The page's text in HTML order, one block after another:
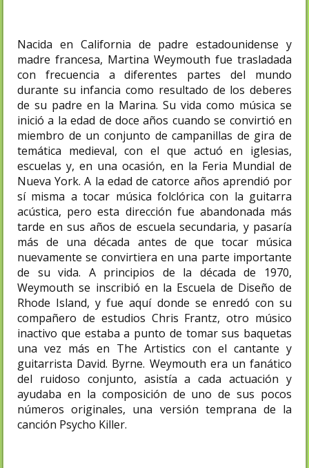
Nacida en California de padre estadounidense y
madre francesa, Martina Weymouth fue trasladada
con frecuencia a diferentes partes del mundo
durante su infancia como resultado de los deberes
de su padre en la Marina. Su vida como música se
inició a la edad de doce años cuando se convirtió en
miembro de un conjunto de campanillas de gira de
temática medieval, con el que actuó en iglesias,
escuelas y, en una ocasión, en la Feria Mundial de
Nueva York. A la edad de catorce años aprendió por
sí misma a tocar música folclórica con la guitarra
acústica, pero esta dirección fue abandonada más
tarde en sus años de escuela secundaria, y pasaría
más de una década antes de que tocar música
nuevamente se convirtiera en una parte importante
de su vida. A principios de la década de 1970,
Weymouth se inscribió en la Escuela de Diseño de
Rhode Island, y fue aquí donde se enredó con su
compañero de estudios Chris Frantz, otro músico
inactivo que estaba a punto de tomar sus baquetas
una vez más en The Artistics con el cantante y
guitarrista David. Byrne. Weymouth era un fanático
del ruidoso conjunto, asistía a cada actuación y
ayudaba en la composición de uno de sus pocos
números originales, una versión temprana de la
canción Psycho Killer.